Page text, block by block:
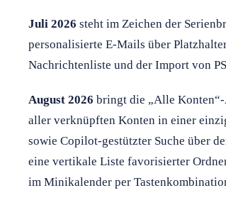
Juli 2026 steht im Zeichen der
personalisierte E-Mails über
Nachrichtenliste und der Import von
August 2026 bringt die „Alle
aller verknüpften Konten in einer
sowie Copilot-gestützter Suche über
eine vertikale Liste favorisierter
im Minikalender per